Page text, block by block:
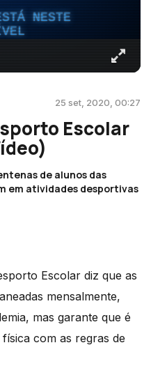
NESTE
25 set, 2020, 00:27
Escolar
de alunos das
em atividades desportivas
Escolar diz que as
mensalmente,
mas garante que é
com as regras de